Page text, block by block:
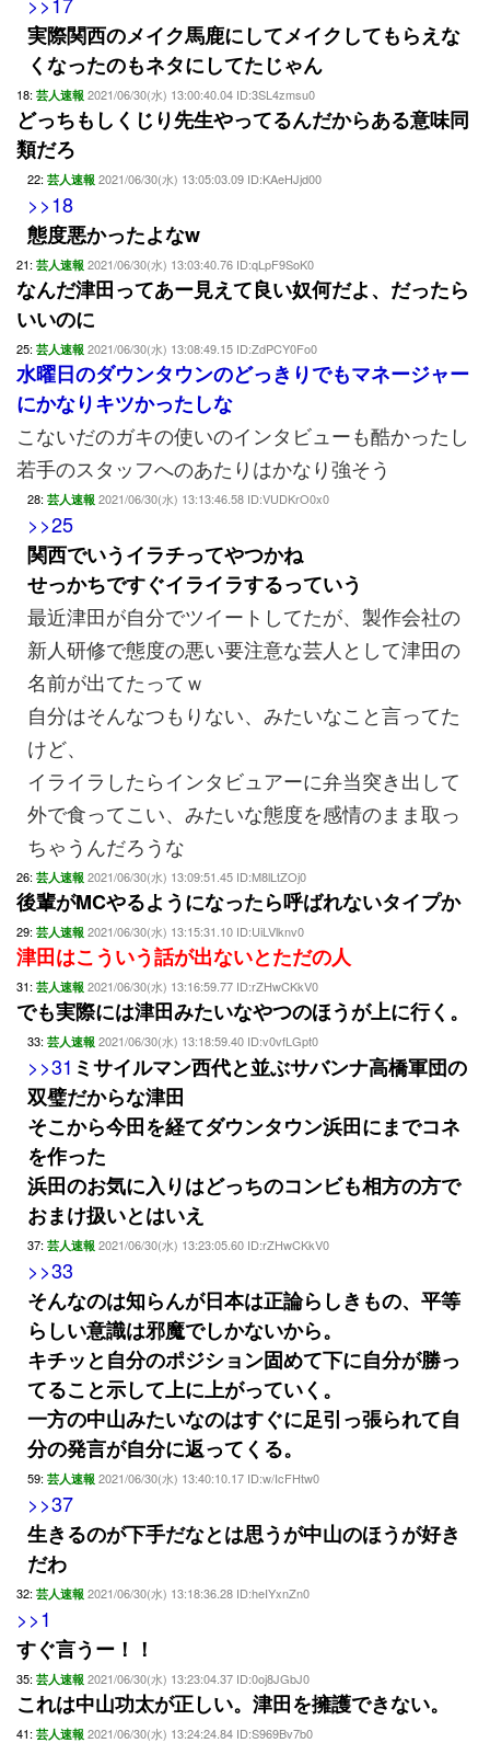
実際関西のメイク馬鹿にしてメイクしてもらえな
くなったのもネタにしてたじゃん
18: 芸人速報 2021/06/30(水) 13:00:40.04 ID:3SL4zmsu0
どっちもしくじり先生やってるんだからある意味同
類だろ
22: 芸人速報 2021/06/30(水) 13:05:03.09 ID:KAeHJjd00
>>18
態度悪かったよなw
21: 芸人速報 2021/06/30(水) 13:03:40.76 ID:qLpF9SoK0
なんだ津田ってあー見えて良い奴何だよ、だったら
いいのに
25: 芸人速報 2021/06/30(水) 13:08:49.15 ID:ZdPCY0Fo0
水曜日のダウンタウンのどっきりでもマネージャー
にかなりキツかったしな
こないだのガキの使いのインタビューも酷かったし
若手のスタッフへのあたりはかなり強そう
28: 芸人速報 2021/06/30(水) 13:13:46.58 ID:VUDKrO0x0
>>25
関西でいうイラチってやつかね
せっかちですぐイライラするっていう
最近津田が自分でツイートしてたが、製作会社の
新人研修で態度の悪い要注意な芸人として津田の
名前が出てたってｗ
自分はそんなつもりない、みたいなこと言ってた
けど、
イライラしたらインタビュアーに弁当突き出して
外で食ってこい、みたいな態度を感情のまま取っ
ちゃうんだろうな
26: 芸人速報 2021/06/30(水) 13:09:51.45 ID:M8lLtZOj0
後輩がMCやるようになったら呼ばれないタイプか
29: 芸人速報 2021/06/30(水) 13:15:31.10 ID:UiLVlknv0
津田はこういう話が出ないとただの人
31: 芸人速報 2021/06/30(水) 13:16:59.77 ID:rZHwCKkV0
でも実際には津田みたいなやつのほうが上に行く。
33: 芸人速報 2021/06/30(水) 13:18:59.40 ID:v0vfLGpt0
>>31 ミサイルマン西代と並ぶサバンナ高橋軍団の
双璧だからな津田
そこから今田を経てダウンタウン浜田にまでコネ
を作った
浜田のお気に入りはどっちのコンビも相方の方で
おまけ扱いとはいえ
37: 芸人速報 2021/06/30(水) 13:23:05.60 ID:rZHwCKkV0
>>33
そんなのは知らんが日本は正論らしきもの、平等
らしい意識は邪魔でしかないから。
キチッと自分のポジション固めて下に自分が勝っ
てること示して上に上がっていく。
一方の中山みたいなのはすぐに足引っ張られて自
分の発言が自分に返ってくる。
59: 芸人速報 2021/06/30(水) 13:40:10.17 ID:w/IcFHtw0
>>37
生きるのが下手だなとは思うが中山のほうが好き
だわ
32: 芸人速報 2021/06/30(水) 13:18:36.28 ID:heIYxnZn0
>>1
すぐ言うー！！
35: 芸人速報 2021/06/30(水) 13:23:04.37 ID:0oj8JGbJ0
これは中山功太が正しい。津田を擁護できない。
41: 芸人速報 2021/06/30(水) 13:24:24.84 ID:S969Bv7b0